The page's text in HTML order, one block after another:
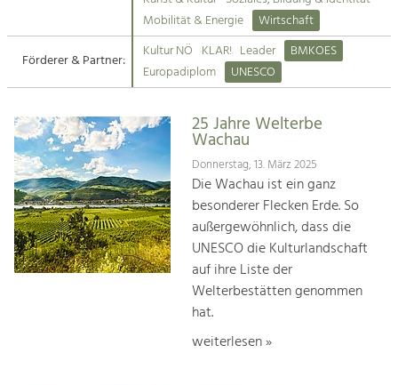
Suche
Impressum
Kontakt
Tourismus
Angebotsentwicklung und
Kunst & Kultur
Handwerk, Wissenschaft und Forschung.
Soziales, Bildung &
Identität
Gleichberechtigung, Jugend und
Integration
Mobilität & Energie
Klimawandel, öffentlicher Verkehr und
Mobilität & Energie
Wirtschaft
Förderer & Partner:
Kultur NÖ KLAR! Leader
BMKOES
Europadiplom
UNESCO
25 Jahre Welterbe
Wachau
Donnerstag, 13. März 2025
Die Wachau ist ein ganz
besonderer Flecken Erde. So
außergewöhnlich, dass die
UNESCO die Kulturlandschaft
auf ihre Liste der
Welterbestätten genommen
hat.
weiterlesen »